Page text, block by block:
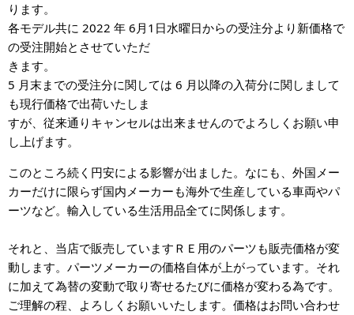
ります。
各モデル共に 2022 年 6月1日水曜日からの受注分より新価格で
の受注開始とさせていただ
きます。
5 月末までの受注分に関しては 6 月以降の入荷分に関しまして
も現行価格で出荷いたしま
すが、従来通りキャンセルは出来ませんのでよろしくお願い申
し上げます。
このところ続く円安による影響が出ました。なにも、外国メー
カーだけに限らず国内メーカーも海外で生産している車両やパ
ーツなど。輸入している生活用品全てに関係します。
それと、当店で販売していますＲＥ用のパーツも販売価格が変
動します。パーツメーカーの価格自体が上がっています。それ
に加えて為替の変動で取り寄せるたびに価格が変わる為です。
ご理解の程、よろしくお願いいたします。価格はお問い合わせ